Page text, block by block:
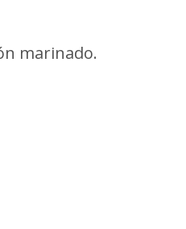
marinado.